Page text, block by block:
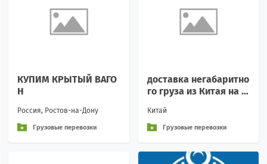
КУПИМ КРЫТЫЙ ВАГО
Н
Россия, Ростов-на-Дону
Грузовые перевозки
доставка негабаритно
го груза из Китая на о
Китай
Грузовые перевозки